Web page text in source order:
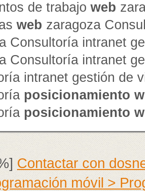
de trabajo web
web zaragoza
Consultoría intranet
Consultoría intranet
intranet gestión de
posicionamiento
posicionamiento
Contactar con
móvil >